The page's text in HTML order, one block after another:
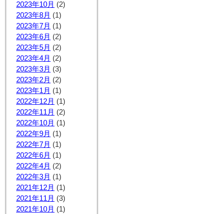
2023年10月 (2)
2023年8月 (1)
2023年7月 (1)
2023年6月 (2)
2023年5月 (2)
2023年4月 (2)
2023年3月 (3)
2023年2月 (2)
2023年1月 (1)
2022年12月 (1)
2022年11月 (2)
2022年10月 (1)
2022年9月 (1)
2022年7月 (1)
2022年6月 (1)
2022年4月 (2)
2022年3月 (1)
2021年12月 (1)
2021年11月 (3)
2021年10月 (1)